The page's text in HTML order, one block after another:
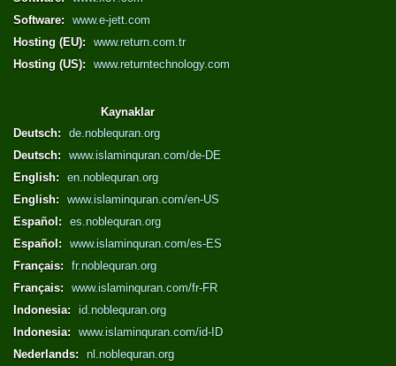
Software:
www.e-jett.com
Hosting (EU):
www.return.com.tr
Hosting (US):
www.returntechnology.com
Kaynaklar
Deutsch:
de.noblequran.org
Deutsch:
www.islaminquran.com/de-DE
English:
en.noblequran.org
English:
www.islaminquran.com/en-US
Español:
es.noblequran.org
Español:
www.islaminquran.com/es-ES
Français:
fr.noblequran.org
Français:
www.islaminquran.com/fr-FR
Indonesia:
id.noblequran.org
Indonesia:
www.islaminquran.com/id-ID
Nederlands:
nl.noblequran.org